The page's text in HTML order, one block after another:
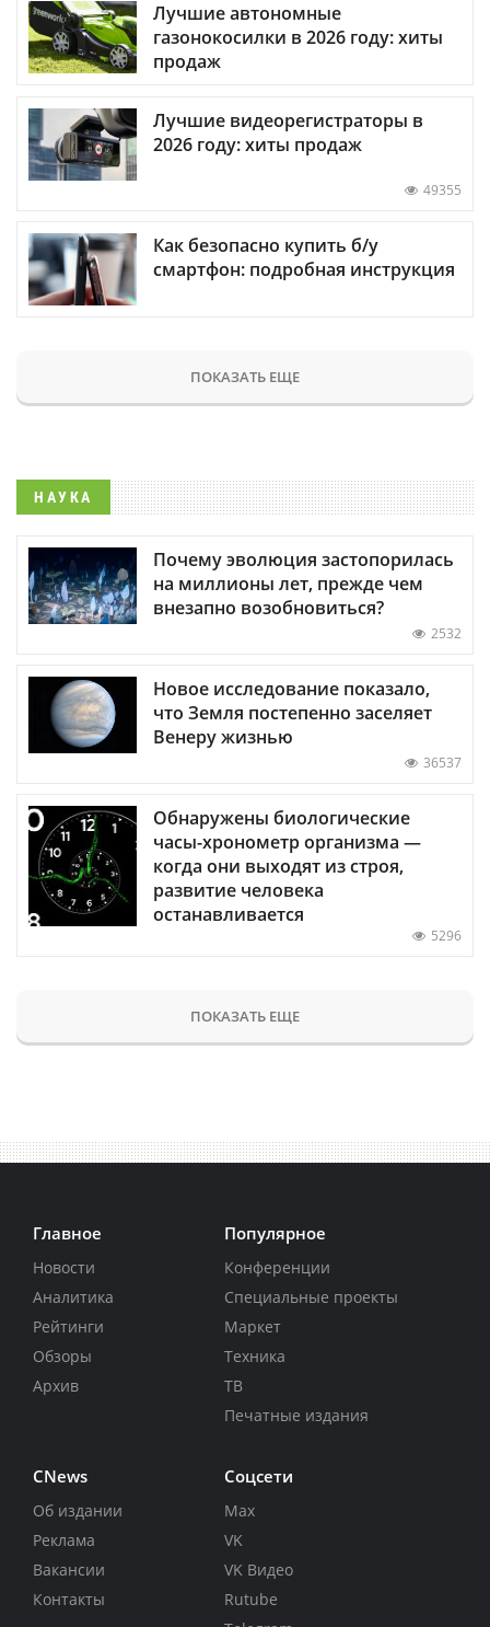
Лучшие автономные
газонокосилки в 2026 году: хиты
продаж
Лучшие видеорегистраторы в
2026 году: хиты продаж
49355
Как безопасно купить б/у
смартфон: подробная инструкция
ПОКАЗАТЬ ЕЩЕ
НАУКА
Почему эволюция застопорилась
на миллионы лет, прежде чем
внезапно возобновиться?
2532
Новое исследование показало,
что Земля постепенно заселяет
Венеру жизнью
36537
Обнаружены биологические
часы-хронометр организма —
когда они выходят из строя,
развитие человека
останавливается
5296
ПОКАЗАТЬ ЕЩЕ
Главное
Новости
Аналитика
Рейтинги
Обзоры
Архив
Популярное
Конференции
Специальные проекты
Маркет
Техника
ТВ
Печатные издания
CNews
Об издании
Реклама
Вакансии
Контакты
Соцсети
Max
VK
VK Видео
Rutube